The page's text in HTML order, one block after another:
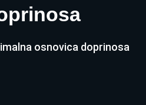
osnovica doprinosa